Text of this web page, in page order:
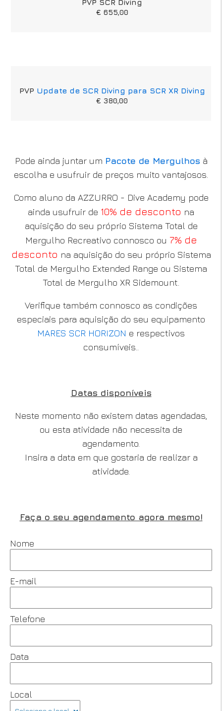
PVP SCR Diving
€ 655,00
PVP Update de SCR Diving para SCR XR Diving
€ 380,00
Pode ainda juntar um Pacote de Mergulhos à
escolha e usufruir de preços muito vantajosos.
Como aluno da AZZURRO - Dive Academy pode
ainda usufruir de 10% de desconto na
aquisição do seu próprio Sistema Total de
Mergulho Recreativo connosco ou 7% de
desconto na aquisição do seu próprio Sistema
Total de Mergulho Extended Range ou Sistema
Total de Mergulho XR Sidemount.
Verifique também connosco as condições
especiais para aquisição do seu equipamento
MARES SCR HORIZON e respectivos
consumíveis..
Datas disponíveis
Neste momento não existem datas agendadas,
ou esta atividade não necessita de
agendamento.
Insira a data em que gostaria de realizar a
atividade.
Faça o seu agendamento agora mesmo!
Nome
E-mail
Telefone
Data
Local